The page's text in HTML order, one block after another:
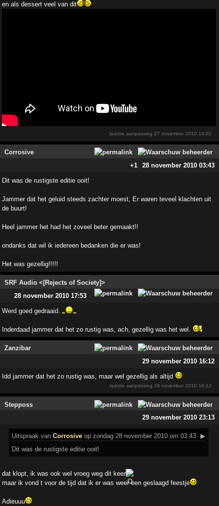
en als dessert veel van dit
laatste aanpassing27 november 2010 14:02
Corrosive
+1
28 november 2010 03:43
Dit was de rustigste editie ooit!
Jammer dat het geluid steeds zachter moest, Er waren teveel klachten uit
de buurt!
Heel jammer het had het zoveel beter gemaakt!!
ondanks dat wil ik iedereen bedanken die er was!
Het was gezellig!!!!!
SRF Audio <[Rejects of Society]>
28 november 2010 17:53
Werd goed gedraaid.
Inderdaad jammer dat het zo rustig was, ach, gezellig was het wel.
Zanzibar
29 november 2010 16:12
Idd jammer dat het zo rustig was, maar wel gezellig als altijd
laatste aanpassing29 november 2010 16:12
Stepposs
29 november 2010 23:13
Uitspraak vanCorrosive op zondag 28 november 2010 om 03:43: ▶
Dit was de rustigste editie ooit!
dat klopt, ik was ook wel vroeg weg dit keer
maar ik vond t voor de tijd dat ik er was weer een geslaagd feestje
Adieuuu